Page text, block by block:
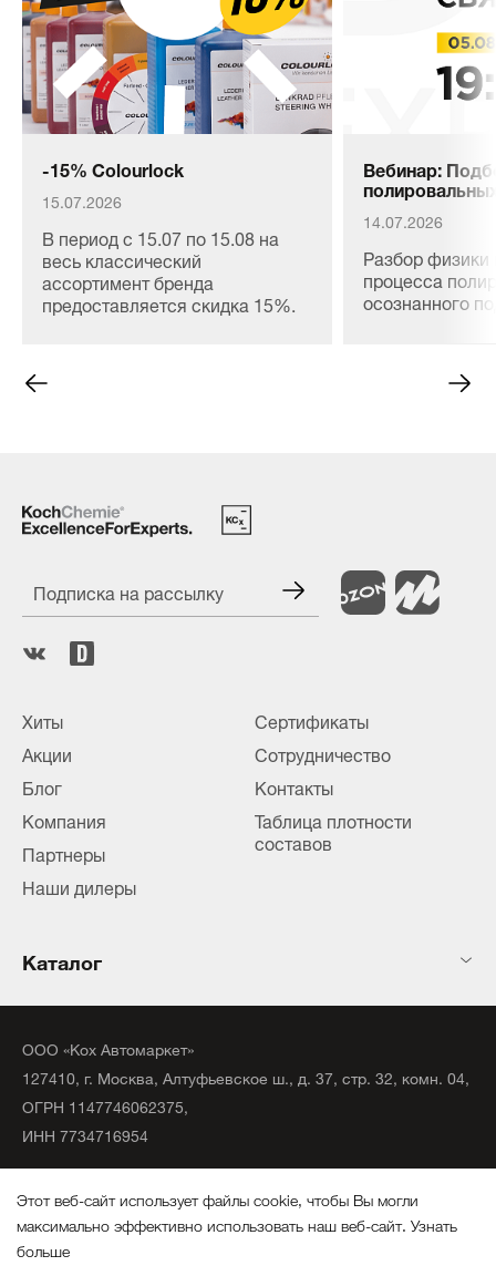
-15% Colourlock
15.07.2026
В период с 15.07 по 15.08 на
весь классический
ассортимент бренда
предоставляется скидка 15%.
Вебинар:
14.07.2026
Разбор
процесса
осознанного
ЛКП любой
Подписка на рассылку
Хиты
Акции
Блог
Компания
Партнеры
Наши дилеры
Сертификаты
Сотрудничество
Контакты
Таблица плотности
составов
Каталог
ООО «Кох Автомаркет»
127410, г. Москва, Алтуфьевское ш., д. 37, стр. 32, комн. 04,
ОГРН 1147746062375,
ИНН 7734716954
Все права защищены.
Политика конфиденциальности
Этот веб-сайт использует файлы cookie, чтобы Вы могли
максимально эффективно использовать наш веб-сайт.Узнать
больше